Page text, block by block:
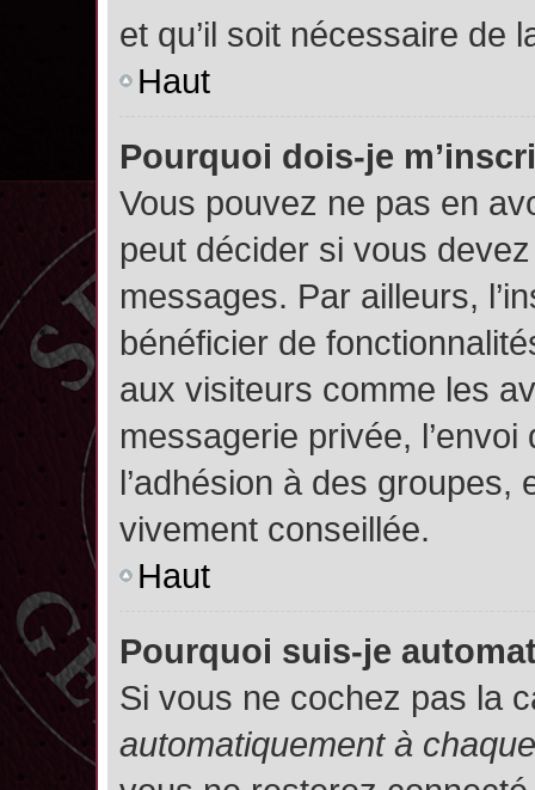
et qu’il soit nécessaire de
Haut
Pourquoi dois-je
Vous pouvez ne pas en
peut décider si vous
messages. Par ailleurs,
bénéficier de
aux visiteurs comme les
messagerie privée,
l’adhésion à des groupes,
vivement conseillée.
Haut
Pourquoi suis-je
Si vous ne cochez pas la
automatiquement à